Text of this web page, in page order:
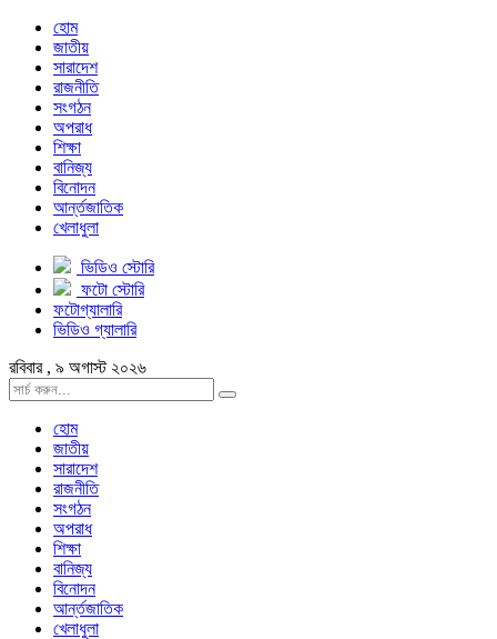
হোম
জাতীয়
সারাদেশ
রাজনীতি
সংগঠন
অপরাধ
শিক্ষা
বানিজ্য
বিনোদন
আর্ন্তজাতিক
খেলাধুলা
ভিডিও স্টোরি
ফটো স্টোরি
ফটোগ্যালারি
ভিডিও গ্যালারি
রবিবার , ৯ অগাস্ট ২০২৬
হোম
জাতীয়
সারাদেশ
রাজনীতি
সংগঠন
অপরাধ
শিক্ষা
বানিজ্য
বিনোদন
আর্ন্তজাতিক
খেলাধুলা